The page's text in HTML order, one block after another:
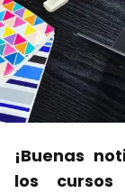
¡Buenas
los